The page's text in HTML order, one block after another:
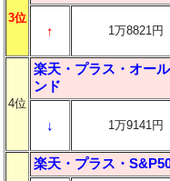
3位
↑ 1万8821円
4位
楽天・プラス・オー
ンド
↓ 1万9141円
楽天・プラス・